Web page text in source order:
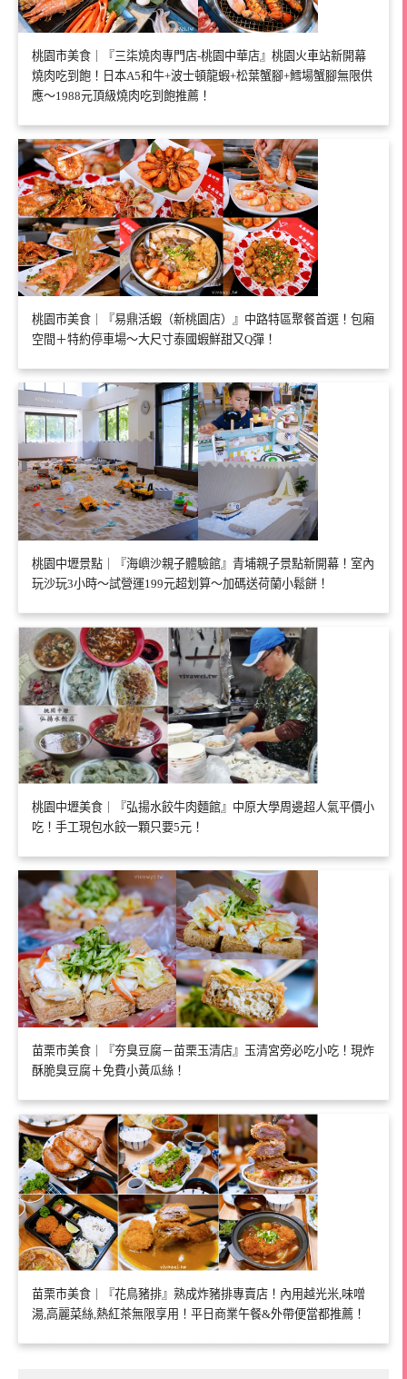
桃園市美食｜『三柒燒肉專門店-桃園中華店』桃園火車站新開幕
燒肉吃到飽！日本A5和牛+波士頓龍蝦+松葉蟹腳+鱈場蟹腳無限供
應～1988元頂級燒肉吃到飽推薦！
桃園市美食｜『易鼎活蝦（新桃園店）』中路特區聚餐首選！包廂
空間＋特約停車場～大尺寸泰國蝦鮮甜又Q彈！
桃園中壢景點｜『海嶼沙親子體驗館』青埔親子景點新開幕！室內
玩沙玩3小時～試營運199元超划算～加碼送荷蘭小鬆餅！
桃園中壢美食｜『弘揚水餃牛肉麵館』中原大學周邊超人氣平價小
吃！手工現包水餃一顆只要5元！
苗栗市美食｜『夯臭豆腐－苗栗玉清店』玉清宮旁必吃小吃！現炸
酥脆臭豆腐＋免費小黃瓜絲！
苗栗市美食｜『花鳥豬排』熟成炸豬排專賣店！內用越光米,味噌
湯,高麗菜絲,熱紅茶無限享用！平日商業午餐&外帶便當都推薦！